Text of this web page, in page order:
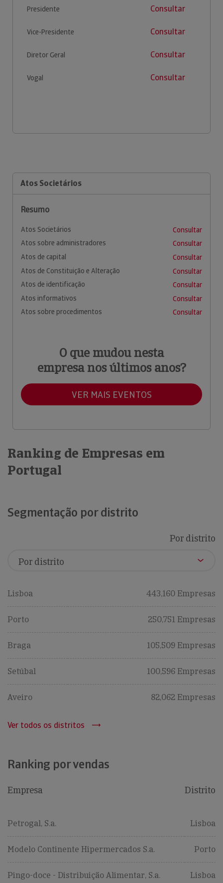
Presidente Consultar
Vice-Presidente Consultar
Diretor Geral Consultar
Vogal Consultar
Atos Societários
Resumo
Atos Societários
Consultar
Atos sobre administradores
Consultar
Atos de capital
Consultar
Atos de Constituição e Alteração
Consultar
Atos de identificação
Consultar
Atos informativos
Consultar
Atos sobre procedimentos
Consultar
O que mudou nesta
empresa nos últimos anos?
VER MAIS EVENTOS
Ranking de Empresas em
Portugal
Segmentação por distrito
Por distrito
Lisboa 443,160 Empresas
Porto 250,751 Empresas
Braga 105,509 Empresas
Setúbal 100,596 Empresas
Aveiro 82,062 Empresas
Ver todos os distritos
Ranking por vendas
Empresa Distrito
Petrogal, S.a. Lisboa
Modelo Continente Hipermercados S.a. Porto
Pingo-doce - Distribuição Alimentar, S.a. Lisboa